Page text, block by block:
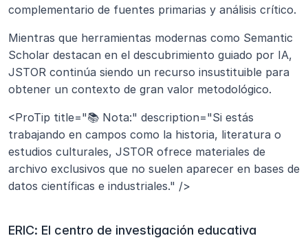
complementario de fuentes primarias y análisis crítico.
Mientras que herramientas modernas como Semantic
Scholar destacan en el descubrimiento guiado por IA,
JSTOR continúa siendo un recurso insustituible para
obtener un contexto de gran valor metodológico.
<ProTip title="📚 Nota:" description="Si estás
trabajando en campos como la historia, literatura o
estudios culturales, JSTOR ofrece materiales de
archivo exclusivos que no suelen aparecer en bases de
datos científicas e industriales." />
ERIC: El centro de investigación educativa